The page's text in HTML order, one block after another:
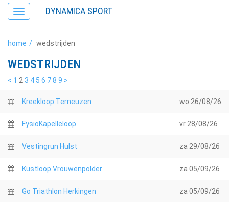
Toggle
navigation
DYNAMICA SPORT
home wedstrijden
WEDSTRIJDEN
< 1 2 3 4 5 6 78 9 >
Kreekloop Terneuzen wo 26/08/26
FysioKapelleloop vr 28/08/26
Vestingrun Hulst za 29/08/26
Kustloop Vrouwenpolder za 05/09/26
Go Triathlon Herkingen za 05/09/26